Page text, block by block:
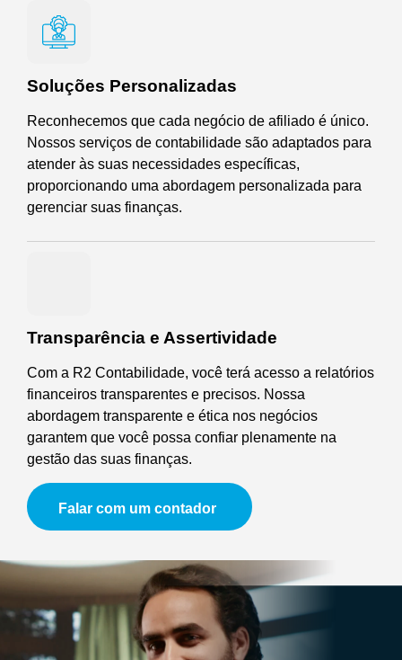
Soluções Personalizadas
Reconhecemos que cada negócio de afiliado é único.
Nossos serviços de contabilidade são adaptados para
atender às suas necessidades específicas,
proporcionando uma abordagem personalizada para
gerenciar suas finanças.
Transparência e Assertividade
Com a R2 Contabilidade, você terá acesso a relatórios
financeiros transparentes e precisos. Nossa
abordagem transparente e ética nos negócios
garantem que você possa confiar plenamente na
gestão das suas finanças.
Falar com um contador